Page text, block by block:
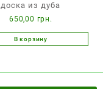
доска из дуба
650,00 грн.
В корзину